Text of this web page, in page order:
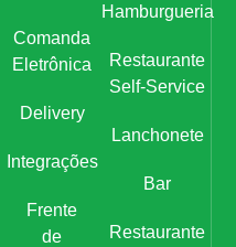
Comanda
Eletrônica
Delivery
Integrações
Frente
de
Hamburgueria
Restaurante
Self-Service
Lanchonete
Bar
Restaurante